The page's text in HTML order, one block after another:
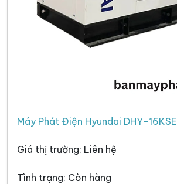
Máy Phát Điện Hyundai DHY-16KSE
Giá thị trường: Liên hệ
Tình trạng: Còn hàng